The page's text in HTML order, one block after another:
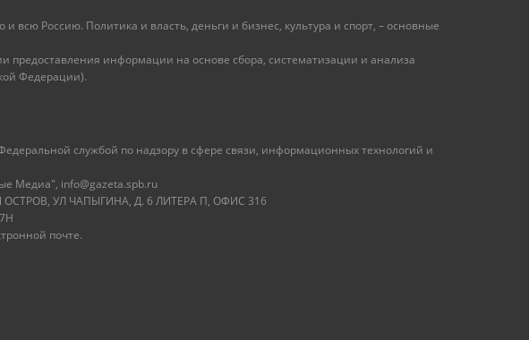
всю Россию. Политика и власть, деньги и бизнес, культура и спорт, – основные
информации на основе сбора, систематизации и анализа
Федерации).
службой по надзору в сфере связи, информационных технологий и
Медиа", info@gazeta.spb.ru
ОСТРОВ, УЛ ЧАПЫГИНА, Д. 6 ЛИТЕРА П, ОФИС 316
почте.